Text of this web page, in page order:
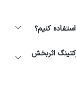
کنیم؟
اثربخش